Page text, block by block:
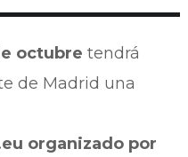
octubretendrá
de Madrid una
organizado por